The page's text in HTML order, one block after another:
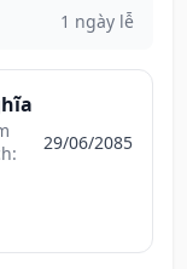
1 ngày lễ
29/06/2085